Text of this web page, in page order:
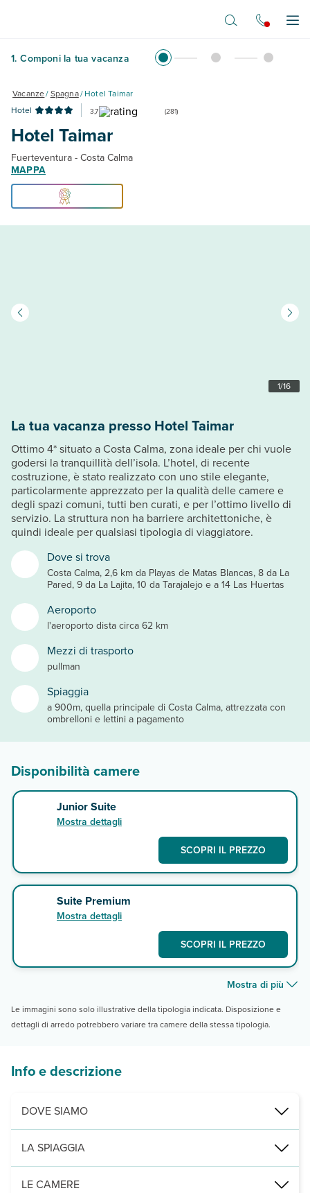
1. Componi la tua vacanza
Vacanze/Spagna/Hotel Taimar
Hotel
3,7 (281)
Hotel Taimar
Fuerteventura - Costa Calma
MAPPA
1/16
Dove si trova
Costa Calma, 2,6 km da Playas de Matas Blancas, 8 da La
Pared, 9 da La Lajita, 10 da Tarajalejo e a 14 Las Huertas
Aeroporto
l'aeroporto dista circa 62 km
Mezzi di trasporto
pullman
Spiaggia
a 900m, quella principale di Costa Calma, attrezzata con
ombrelloni e lettini a pagamento
La tua vacanza presso Hotel Taimar
Ottimo 4* situato a Costa Calma, zona ideale per chi vuole
godersi la tranquillità dell’isola. L’hotel, di recente
costruzione, è stato realizzato con uno stile elegante,
particolarmente apprezzato per la qualità delle camere e
degli spazi comuni, tutti ben curati, e per l’ottimo livello di
servizio. La struttura non ha barriere architettoniche, è
quindi ideale per qualsiasi tipologia di viaggiatore.
Disponibilità camere
Junior Suite
Mostra dettagli
SCOPRI IL PREZZO
Suite Premium
Mostra dettagli
SCOPRI IL PREZZO
Mostra di più
Le immagini sono solo illustrative della tipologia indicata. Disposizione e
dettagli di arredo potrebbero variare tra camere della stessa tipologia.
Info e descrizione
DOVE SIAMO
Costa Calma, 2,6 km da Playas de Matas Blancas, 8 da La
LA SPIAGGIA
a 900m, quella principale di Costa Calma, attrezzata con
LE CAMERE